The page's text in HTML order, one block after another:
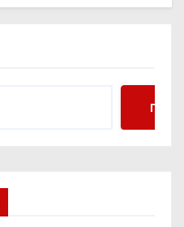
Поиск